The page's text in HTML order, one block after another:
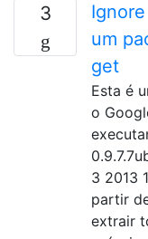
3
um
get
Esta é
o
3 2013
partir
extrair